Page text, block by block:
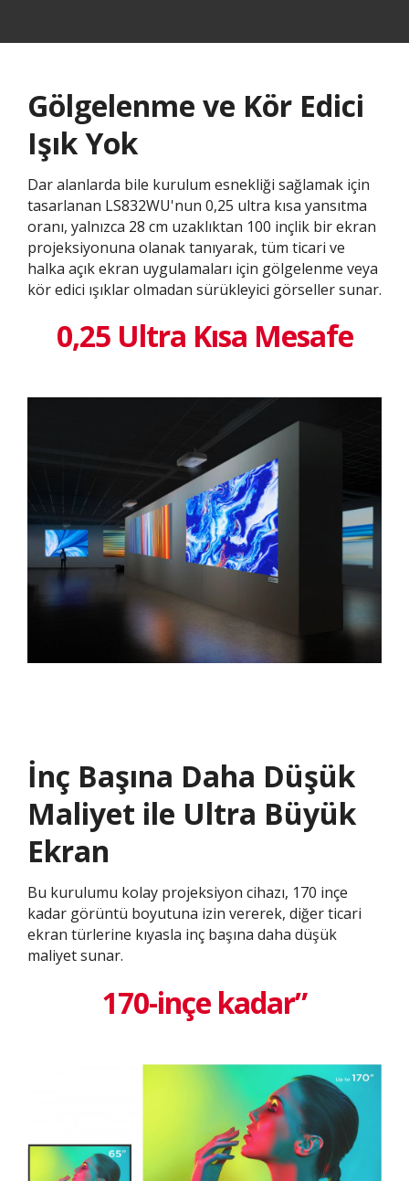
Gölgelenme ve Kör Edici
Işık Yok
Dar alanlarda bile kurulum esnekliği sağlamak için
tasarlanan LS832WU'nun 0,25 ultra kısa yansıtma
oranı, yalnızca 28 cm uzaklıktan 100 inçlik bir ekran
projeksiyonuna olanak tanıyarak, tüm ticari ve
halka açık ekran uygulamaları için gölgelenme veya
kör edici ışıklar olmadan sürükleyici görseller sunar.
0,25 Ultra Kısa Mesafe
İnç Başına Daha Düşük
Maliyet ile Ultra Büyük
Ekran​​
Bu kurulumu kolay projeksiyon cihazı, 170 inçe
kadar görüntü boyutuna izin vererek, diğer ticari
ekran türlerine kıyasla inç başına daha düşük
maliyet sunar.
170-inçe kadar”